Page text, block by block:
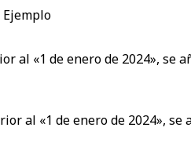
Ejemplo
al «1 de enero de 2024», se
al «1 de enero de 2024»,